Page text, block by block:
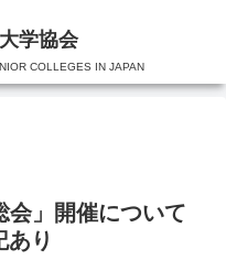
学協会
COLLEGES IN JAPAN
会」開催について
あり